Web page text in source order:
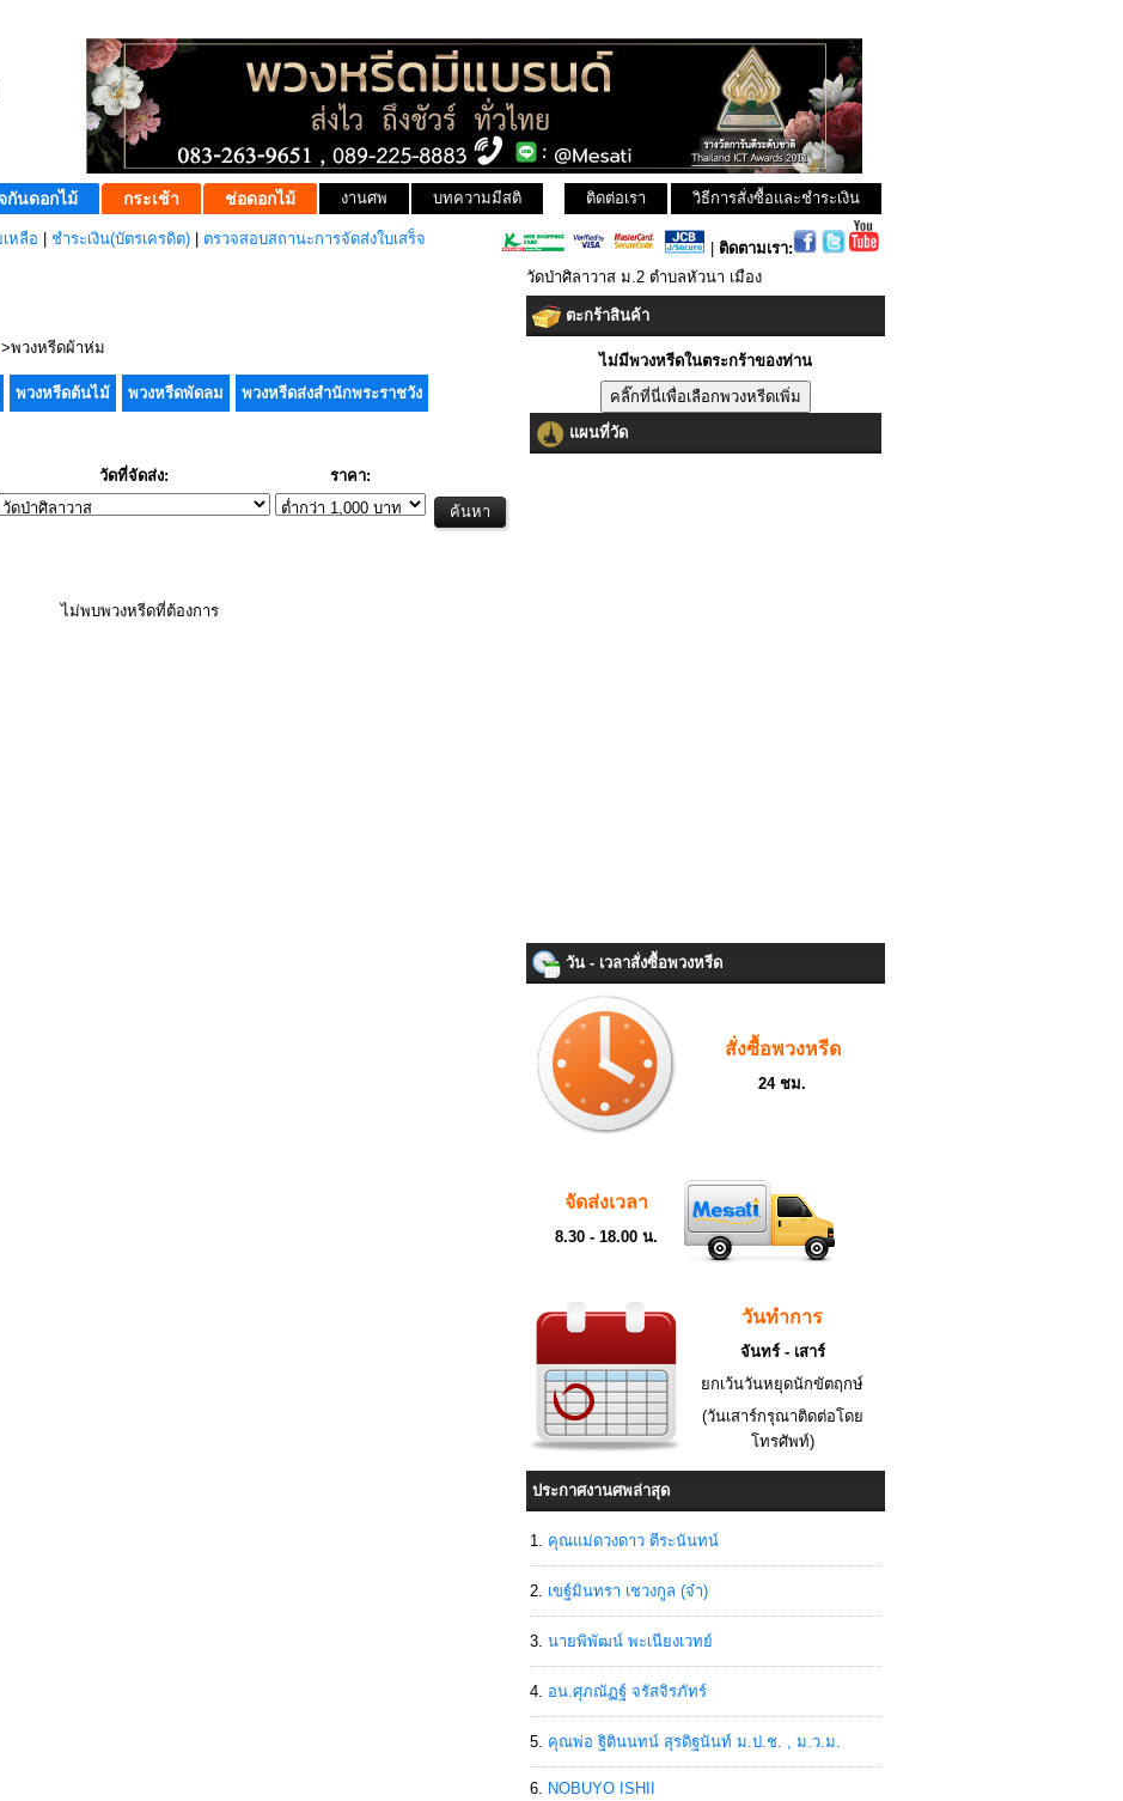
กันดอกไม้ กระเช้า ช่อดอกไม้ งานศพ บทความมีสติ วิธีการสั่งซื้อและชำระเงิน
ติดต่อเรา
หลือ ชำระเงิน(บัตรเครดิต) ตรวจสอบสถานะการจัดส่งใบเสร็จ
ติดตามเรา:
>พวงหรีดผ้าห่ม
พวงหรีดต้นไม้ พวงหรีดพัดลม พวงหรีดส่งสำนักพระราชวัง
วัดที่จัดส่ง: ราคา:
ไม่พบพวงหรีดที่ต้องการ
วัดป่าศิลาวาส ม.2 ตำบลหัวนา เมือง
ตะกร้าสินค้า
ไม่มีพวงหรีดในตระกร้าของท่าน
แผนที่วัด
วัน - เวลาสั่งซื้อพวงหรีด
สั่งซื้อพวงหรีด
24 ชม.
จัดส่งเวลา
8.30 - 18.00 น.
วันทำการ
จันทร์ - เสาร์
ยกเว้นวันหยุดนักขัตฤกษ์
(วันเสาร์กรุณาติดต่อโดย
โทรศัพท์)
ประกาศงานศพล่าสุด
คุณแม่ดวงดาว ตีระนันทน์
เขฐ์มินทรา เชวงกูล (จ๋า)
นายพิพัฒน์ พะเนียงเวทย์
อน.ศุภณัฏฐ์ จรัสจิรภัทร์
คุณพ่อ ฐิตินนทน์ สุรดิฐนันท์ ม.ป.ช. , ม.ว.ม.
NOBUYO ISHII